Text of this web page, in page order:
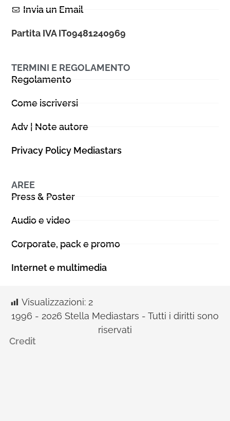
Invia un Email
Partita IVA IT09481240969
TERMINI E REGOLAMENTO
Regolamento
Come iscriversi
Adv | Note autore
Privacy Policy Mediastars
AREE
Press & Poster
Audio e video
Corporate, pack e promo
Internet e multimedia
Visualizzazioni: 2
1996 - 2026 Stella Mediastars - Tutti i diritti sono
riservati
Credit